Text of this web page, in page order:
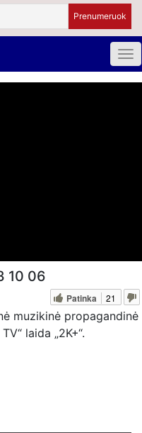
10 06
Patinka 21
muzikinė propagandinė
laida „2K+“.
ekspertaiTelegram
pressjazztv